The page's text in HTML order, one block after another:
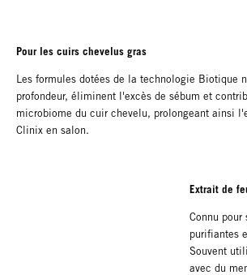
Pour les cuirs chevelus gras
Les formules dotées de la technologie Biotique
profondeur, éliminent l'excès de sébum et
microbiome du cuir chevelu, prolongeant ainsi
Clinix en salon.
Extrait de
Connu pour
purifiantes
Souvent
avec du